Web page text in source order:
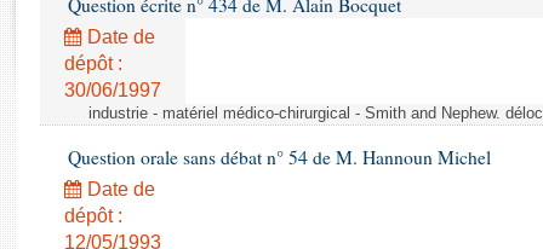
Rapports d'enquête
Rapports législatifs
Rapports sur l'application des lois
Baromètre de l’application des lois
Dossiers législatifs
Budget et sécurité sociale
Questions écrites et orales
Question écrite n° 434 de M. Alain Bocquet
Date de
dépôt :
30/06/1997
industrie - matériel médico-chirurgical - Smith and Nephew.
Question orale sans débat n° 54 de M. Hannoun Michel
Date de
dépôt :
12/05/1993